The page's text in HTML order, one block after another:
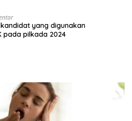
yang digunakan
pada pilkada 2024